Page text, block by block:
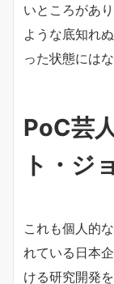
いところがあ
ような底知れ
った状態にはな
PoC芸
ト・ジ
これも個人的
れている日本
ける研究開発